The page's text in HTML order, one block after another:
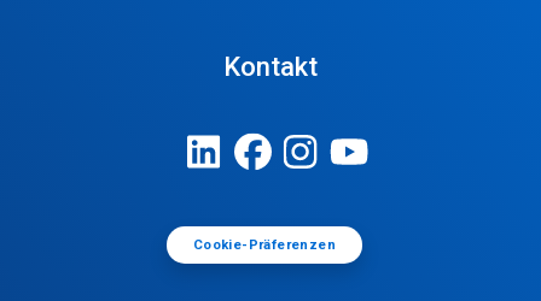
Kontakt
Cookie-Präferenzen